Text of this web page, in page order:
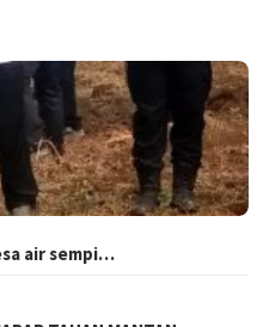
air sempi…